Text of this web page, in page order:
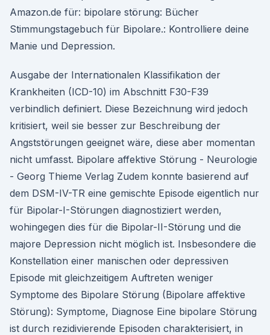
Amazon.de für: bipolare störung: Bücher
Stimmungstagebuch für Bipolare.: Kontrolliere deine
Manie und Depression.
Ausgabe der Internationalen Klassifikation der
Krankheiten (ICD-10) im Abschnitt F30-F39
verbindlich definiert. Diese Bezeichnung wird jedoch
kritisiert, weil sie besser zur Beschreibung der
Angststörungen geeignet wäre, diese aber momentan
nicht umfasst. Bipolare affektive Störung - Neurologie
- Georg Thieme Verlag Zudem konnte basierend auf
dem DSM-IV-TR eine gemischte Episode eigentlich nur
für Bipolar-I-Störungen diagnostiziert werden,
wohingegen dies für die Bipolar-II-Störung und die
majore Depression nicht möglich ist. Insbesondere die
Konstellation einer manischen oder depressiven
Episode mit gleichzeitigem Auftreten weniger
Symptome des Bipolare Störung (Bipolare affektive
Störung): Symptome, Diagnose Eine bipolare Störung
ist durch rezidivierende Episoden charakterisiert, in